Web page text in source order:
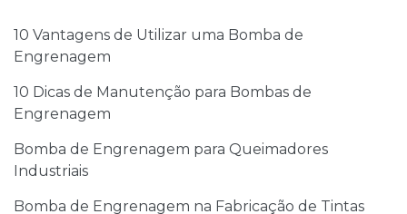
10 Vantagens de Utilizar uma Bomba de
Engrenagem
10 Dicas de Manutenção para Bombas de
Engrenagem
Bomba de Engrenagem para Queimadores
Industriais
Bomba de Engrenagem na Fabricação de Tintas